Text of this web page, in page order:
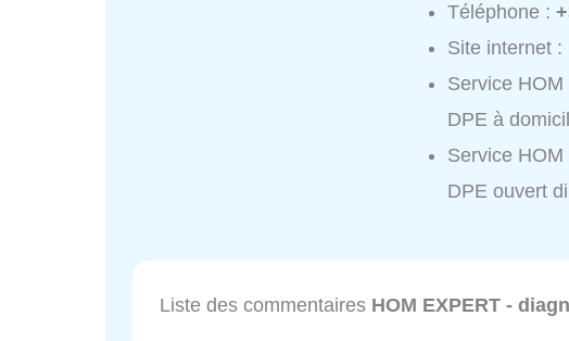
Téléphone :
Site internet :
Service
DPE à
Service
DPE ouvert
Liste des commentaires HOM EXPERT -